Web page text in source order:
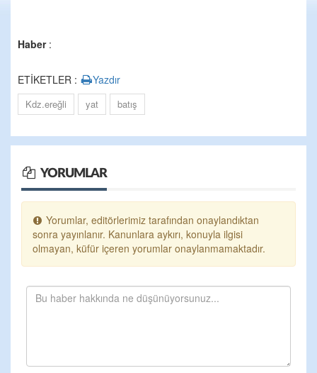
Haber:
ETİKETLER : Yazdır
Kdz.ereğli yat batış
YORUMLAR
Yorumlar, editörlerimiz tarafından onaylandıktan
sonra yayınlanır. Kanunlara aykırı, konuyla ilgisi
olmayan, küfür içeren yorumlar onaylanmamaktadır.